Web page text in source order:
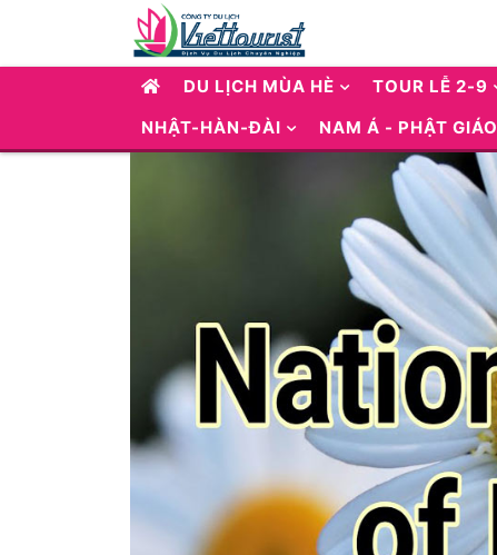
DU LỊCH MÙA HÈ TOUR LỄ 2-9
NHẬT-HÀN-ĐÀI
NAM Á - PHẬT GIÁO